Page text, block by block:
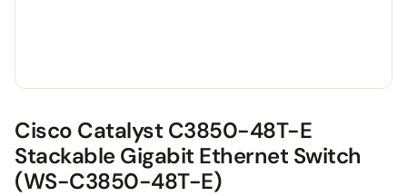
Cisco Catalyst C3850-48T-E
Stackable Gigabit Ethernet Switch
(WS-C3850-48T-E)